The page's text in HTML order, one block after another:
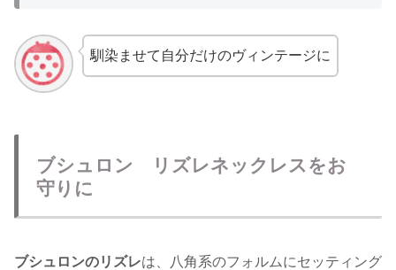
馴染ませて自分だけのヴィンテージに
ブシュロン リズレネックレスをお
守りに
ブシュロンのリズレは、八角系のフォルムにセッティング